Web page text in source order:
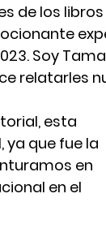
de los
Soy
relatarles
esta
ya que fue la
en
en el